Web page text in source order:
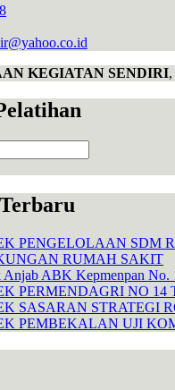
KEGIATAN SENDIRI
PENGELOLAAN SDM
RUMAH SAKIT
Anjab ABK Kepmenpan No.
PERMENDAGRI NO 14
SASARAN STRATEGI
PEMBEKALAN UJI